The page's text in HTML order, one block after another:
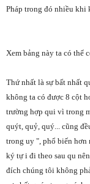
Pháp trong đó nhiều khi
Xem bảng này ta có thể
Thứ nhất là sự bất nhất
không ta có được 8 cột
trường hợp qui vì trong
quýt, quỷ, quý... cũng
trong uy ", phổ biến hơn
ký tự i đi theo sau qu
đích chúng tôi không